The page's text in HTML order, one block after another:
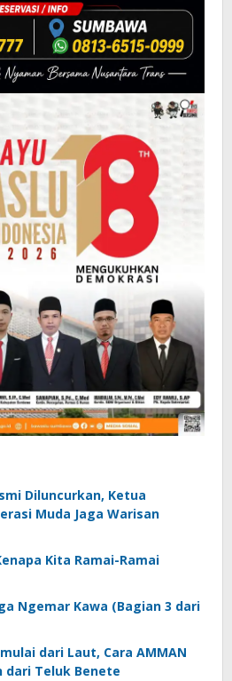
Diluncurkan, Ketua
Muda Jaga Warisan
Kita Ramai-Ramai
Ngemar Kawa (Bagian 3 dari
dari Laut, Cara AMMAN
dari Teluk Benete